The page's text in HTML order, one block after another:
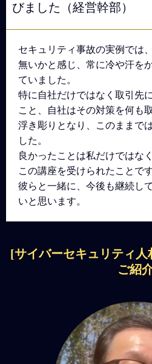
びました（経営幹部）
セキュリティ事故の実例では
無いかと感じ、常に冷や汗を
ていました。
特に自社だけではなく取引先
こと、自社はその対策を何も
浮き彫りとなり、このままで
した。
良かったことは私だけではな
この講座を受けられたことです
彼らと一緒に、今後も継続し
いと思います。
[サイバーセキュリティ
ご紹